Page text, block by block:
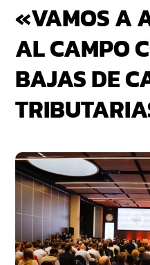
«VAMOS A
AL CAMPO
BAJAS DE